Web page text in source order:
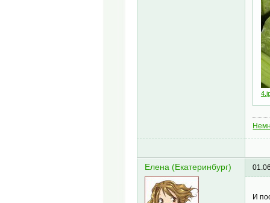
Елена (Екатеринбург)
И